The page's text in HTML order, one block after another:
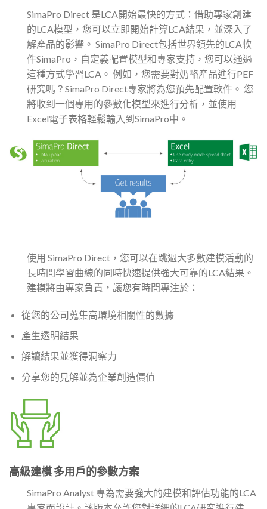
SimaPro Direct 是LCA開始最快的方式：借助專家創建
的LCA模型，您可以立即開始計算LCA結果，並深入了
解產品的影響。 SimaPro Direct包括世界領先的LCA軟
件SimaPro，自定義配置模型和專家支持，您可以通過
這種方式學習LCA。 例如，您需要對奶酪產品進行PEF
研究嗎？SimaPro Direct專家將為您預先配置軟件。 您
將收到一個專用的參數化模型來進行分析，並使用
Excel電子表格輕鬆輸入到SimaPro中。
使用 SimaPro Direct，您可以在跳過大多數建模活動的
長時間學習曲線的同時快速提供強大可靠的LCA結果。
建模將由專家負責，讓您有時間專注於：
從您的公司蒐集高環境相關性的數據
產生透明結果
解讀結果並獲得洞察力
分享您的見解並為企業創造價值
高級建模 多用戶的參數方案
SimaPro Analyst 專為需要強大的建模和評估功能的LCA